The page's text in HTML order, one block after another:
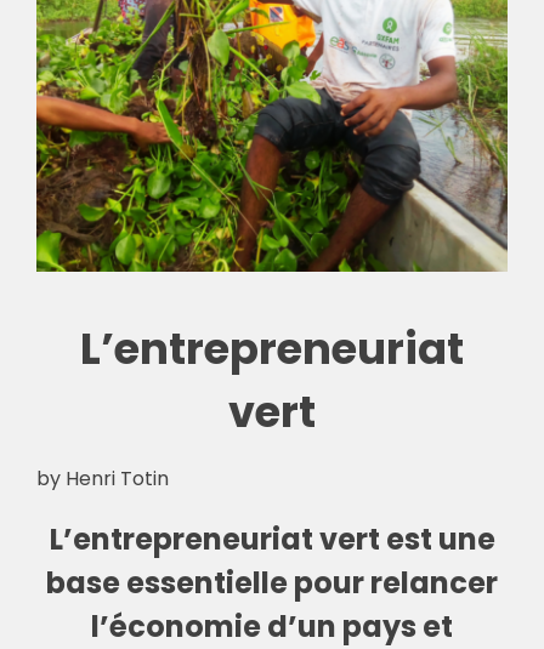
🎧 EoF RADIO
L’entrepreneuriat
vert
by Henri Totin
L’entrepreneuriat vert est une
base essentielle pour relancer
l’économie d’un pays et